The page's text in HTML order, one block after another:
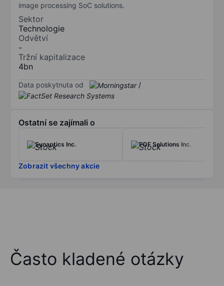
image processing SoC solutions.
Sektor
Technologie
Odvětví
-
Tržní kapitalizace
4bn
Data poskytnuta od /
Ostatní se zajímali o
Synaptics Inc. PDF Solutions Inc.
Zobrazit všechny akcie
Často kladené otázky